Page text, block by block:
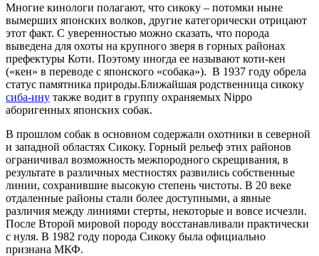
Многие кинологи полагают, что сикоку – потомки ныне
вымерших японских волков, другие категорически отрицают
этот факт. С уверенностью можно сказать, что порода
выведена для охоты на крупного зверя в горных районах
префектуры Коти. Поэтому иногда ее называют коти-кен
(«кен» в переводе с японского «собака»). В 1937 году обрела
статус памятника природы.Ближайшая родственница сикоку
сиба-ину также водит в группу охраняемых Nippo
аборигенных японских собак.
В прошлом собак в основном содержали охотники в северной
и западной областях Сикоку. Горный рельеф этих районов
ограничивал возможность межпородного скрещивания, в
результате в различных местностях развились собственные
линии, сохранившие высокую степень чистоты. В 20 веке
отдаленные районы стали более доступными, а явные
различия между линиями стерты, некоторые и вовсе исчезли.
После Второй мировой породу восстанавливали практически
с нуля. В 1982 году порода Сикоку была официально
признана МКФ.